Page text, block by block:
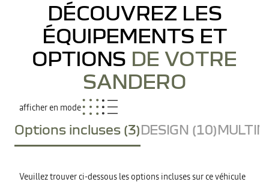
DÉCOUVREZ LES
ÉQUIPEMENTS ET
OPTIONS DE VOTRE
SANDERO
afficher en mode
Options incluses (3)DESIGN (10)
Veuillez trouver ci-dessous les options incluses sur ce véhicule